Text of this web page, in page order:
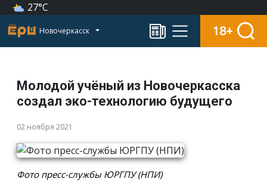
27°C
Новочеркасск 18+
Молодой учёный из Новочеркасска
создал эко-технологию будущего
02 ноября 2021
Фото пресс-службы ЮРГПУ (НПИ)